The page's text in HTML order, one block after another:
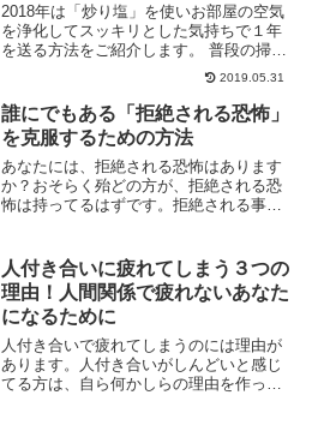
2018年は「炒り塩」を使いお部屋の空気
を浄化してスッキリとした気持ちで１年
を送る方法をご紹介します。 普段の掃除
の仕上げに炒り塩でお部屋の浄化を 掃除
の仕上げにより一層すっきりする「炒り
塩」を使ったお部屋の浄化方法をご紹介
します。 玄関な...
2019.05.31
誰にでもある「拒絶される恐怖」
を克服するための方法
あなたには、拒絶される恐怖はあります
か？おそらく殆どの方が、拒絶される恐
怖は持ってるはずです。拒絶される事
事で、人生もっと楽に生きる事ができる
ようになります。
人付き合いに疲れてしまう３つの
理由！人間関係で疲れないあなた
になるために
人付き合いで疲れてしまうのには理由が
あります。人付き合いがしんどいと感じ
てる方は、自ら何かしらの理由を作って